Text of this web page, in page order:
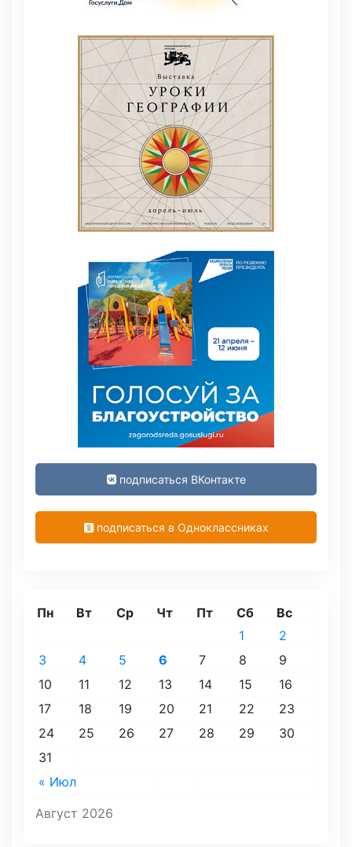
подписаться ВКонтакте
подписаться в Одноклассниках
Август 2026
Пн Вт Ср Чт Пт Сб Вс
« Июл
1
2
3
4 5 6 7 8
9
10
11 12 13 14 15
16
17
18 19 20 21 22
23
24
25 26 27 28 29
30
31